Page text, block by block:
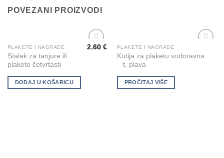
POVEZANI PROIZVODI
PLAKETE I NAGRADE
Stalak za tanjure ili
plakete četvrtasti
2.60€
DODAJ U KOŠARICU
Wishlist
PLAKETE I NAGRADE
Kutija za plaketu vodoravna
– t. plava
PROČITAJ VIŠE